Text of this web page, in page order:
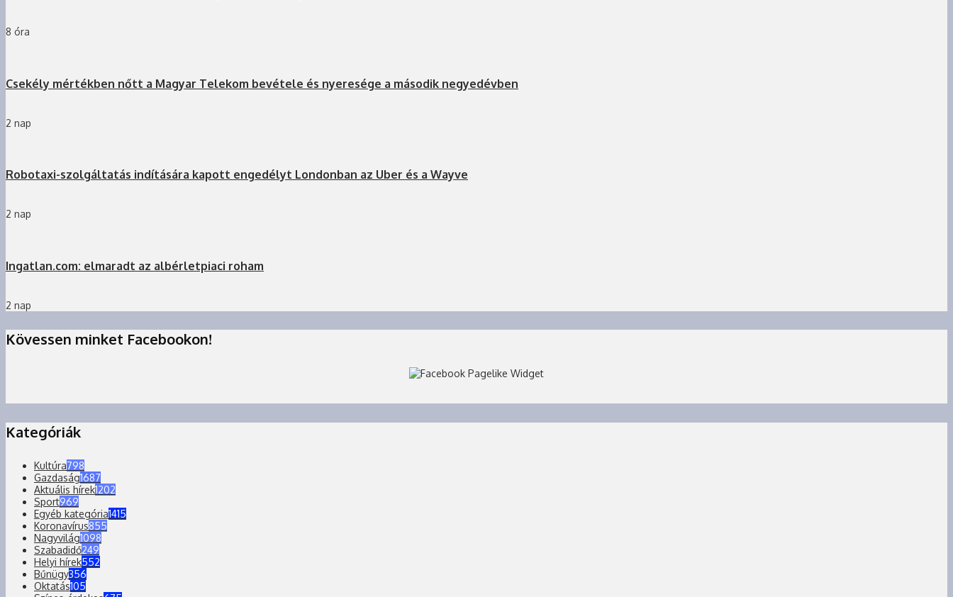
8 óra
Csekély mértékben nőtt a Magyar Telekom bevétele és nyeresége a második negyedévben
2 nap
Robotaxi-szolgáltatás indítására kapott engedélyt Londonban az Uber és a Wayve
2 nap
Ingatlan.com: elmaradt az albérletpiaci roham
2 nap
Kövessen minket Facebookon!
Kategóriák
Kultúra798
Gazdaság1687
Aktuális hírek1202
Sport969
Egyéb kategória1415
Koronavírus855
Nagyvilág1098
Szabadidő249
Helyi hírek552
Bűnügy356
Oktatás105